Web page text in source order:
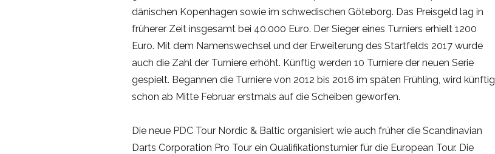
dänischen Kopenhagen sowie im schwedischen Göteborg. Das Preisgeld lag in
früherer Zeit insgesamt bei 40.000 Euro. Der Sieger eines Turniers erhielt 1200
Euro. Mit dem Namenswechsel und der Erweiterung des Startfelds 2017 wurde
auch die Zahl der Turniere erhöht. Künftig werden 10 Turniere der neuen Serie
gespielt. Begannen die Turniere von 2012 bis 2016 im späten Frühling, wird künftig
schon ab Mitte Februar erstmals auf die Scheiben geworfen.
Die neue PDC Tour Nordic & Baltic organisiert wie auch früher die Scandinavian
Darts Corporation Pro Tour ein Qualifikationsturnier für die European Tour. Die